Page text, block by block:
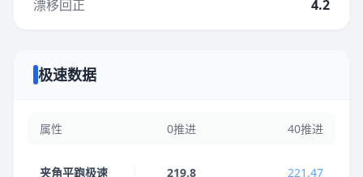
漂移回正 4.2
极速数据
属性 0推进 40推进
夹角平跑极速 219.8 221.47